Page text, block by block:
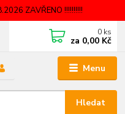
ZAVŘENO !!!!!!!!!!
Menu
Hledat
0 ks
za 0,00 Kč